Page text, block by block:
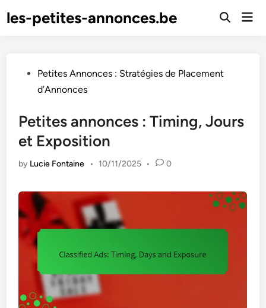
toles-petites-annonces.be
Open
PostedPetites Annonces : Stratégies de Placement
d’Annonces
Petites annonces : Timing, Jours
et Exposition
by Lucie Fontaine • 10/11/2025 • 0